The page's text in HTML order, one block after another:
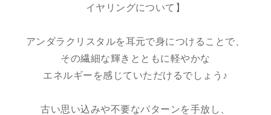
イヤリングについて】
アンダラクリスタルを耳元で身につけることで、
その繊細な輝きとともに軽やかな
エネルギーを感じていただけるでしょう♪
古い思い込みや不要なパターンを手放し、